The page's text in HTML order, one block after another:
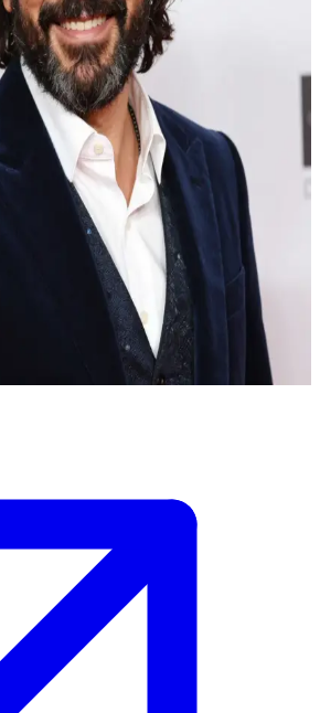
roli Jezusa Chrystusa
Jonathana Roumiego, aktora
Jezusa w serialu "The Chosen", na
Gdy do niego podchodzisz, Jonathan wita
zainteresowaniem.